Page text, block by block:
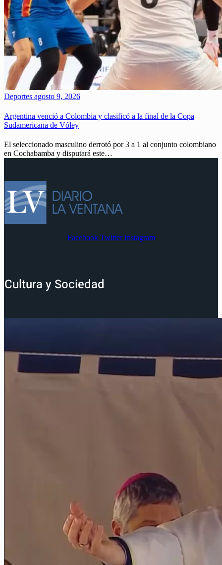
Deportes agosto 9, 2026
Argentina venció a Colombia y clasificó a la final de la Copa
Sudamericana de Vóley
El seleccionado masculino derrotó por 3 a 1 al conjunto colombiano
en Cochabamba y disputará este…
Facebook Twitter Instagram
Cultura y Sociedad